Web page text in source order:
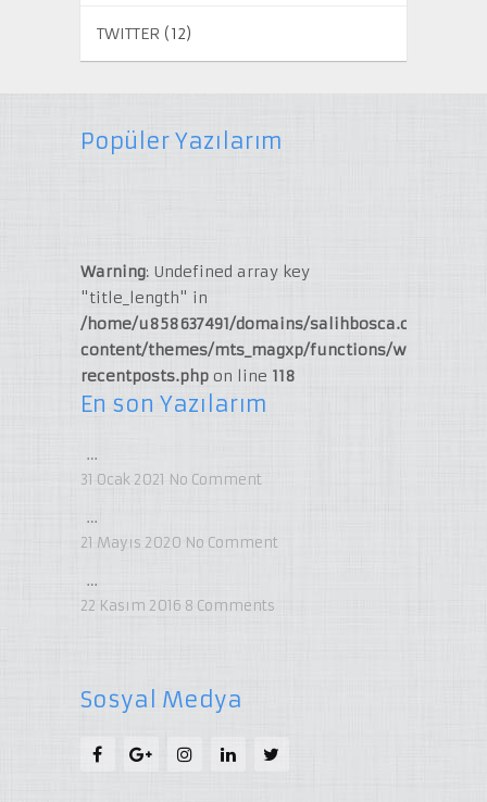
TWITTER (12)
Popüler Yazılarım
Warning: Undefined array key
"title_length" in
/home/u858637491/domains/salihbosca.com/
content/themes/mts_magxp/functions/widget-
recentposts.phpon line 118
En son Yazılarım
…
31 Ocak 2021 No Comment
…
21 Mayıs 2020 No Comment
…
22 Kasım 2016 8 Comments
Sosyal Medya